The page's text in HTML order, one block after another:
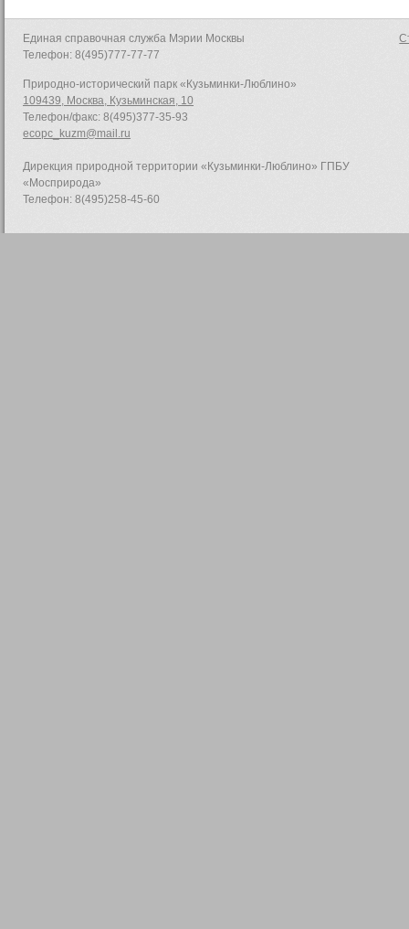
Единая справочная служба Мэрии Москвы
Телефон: 8(495)777-77-77
Природно-исторический парк «Кузьминки-Люблино»
109439, Москва, Кузьминская, 10
Телефон/факс: 8(495)377-35-93
ecopc_kuzm@mail.ru
Дирекция природной территории «Кузьминки-Люблино» ГПБУ
«Мосприрода»
Телефон: 8(495)258-45-60